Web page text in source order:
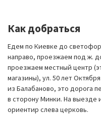
Как добраться
Едем по Киевке до
направо, проезжаем под ж.
проезжаем местный центр
магазины), ул. 50 лет
из Балабаново, это дорога
в сторону Минки. На выезде
ориентир слева церковь.